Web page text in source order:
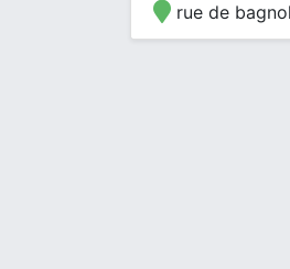
rue de